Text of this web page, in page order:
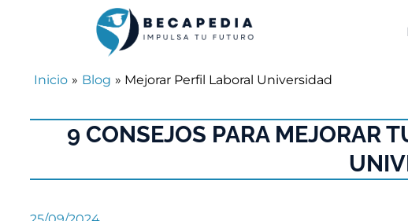
Inicio » Blog » Mejorar Perfil Laboral Universidad
9 CONSEJOS PARA MEJORAR